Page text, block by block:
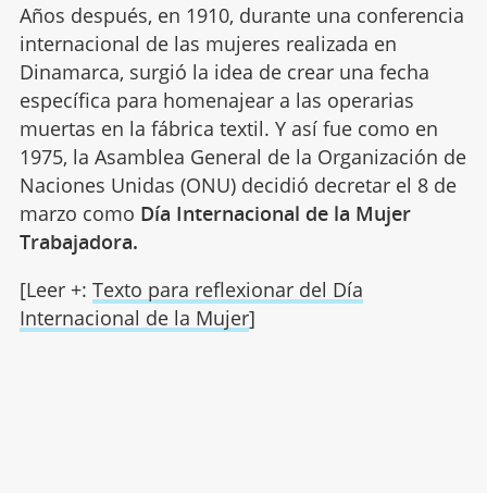
Años después, en 1910, durante una conferencia
internacional de las mujeres realizada en
Dinamarca, surgió la idea de crear una fecha
específica para homenajear a las operarias
muertas en la fábrica textil. Y así fue como en
1975, la Asamblea General de la Organización de
Naciones Unidas (ONU) decidió decretar el 8 de
marzo como Día Internacional de la Mujer
Trabajadora.
[Leer +: Texto para reflexionar del Día
Internacional de la Mujer]